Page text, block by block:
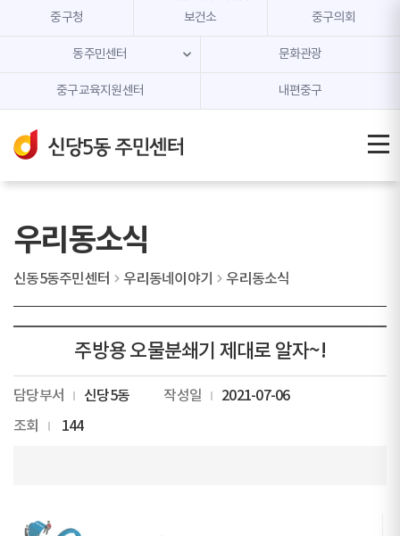
본문 내용 바로가기
주메뉴 바로가기
중구청 보건소 중구의회
동주민센터 문화관광
중구교육지원센터 내편중구
우리동소식
신동5동주민센터 우리동네이야기 우리동소식
주방용 오물분쇄기 제대로 알자~!
담당부서 신당5동 작성일
2021-07-06
조회
144